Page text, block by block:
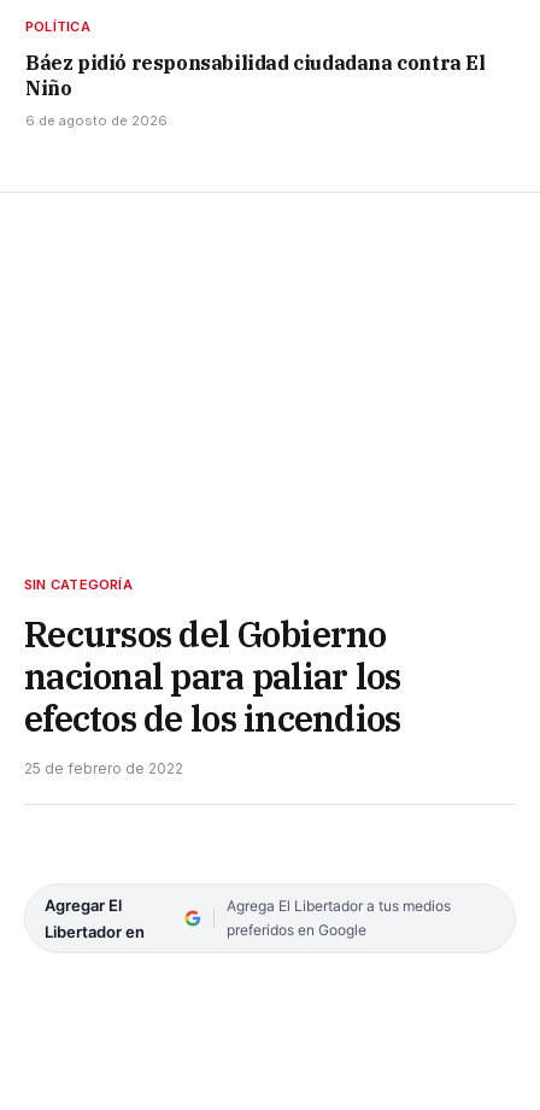
POLÍTICA
Báez pidió responsabilidad ciudadana contra El
Niño
6 de agosto de 2026
SIN CATEGORÍA
Recursos del Gobierno
nacional para paliar los
efectos de los incendios
25 de febrero de 2022
Agregar El
Libertador en
Agrega El Libertador a tus medios
preferidos en Google